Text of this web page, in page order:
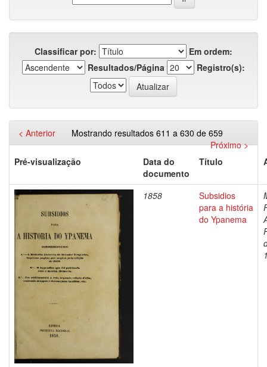
Classificar por:
Em ordem:
Resultados/Página
Registro(s):
Mostrando resultados 611 a 630 de 659
< Anterior
Próximo >
Pré-visualização
Data do
documento
Título
1858
Subsidios
para a história
do Ypanema